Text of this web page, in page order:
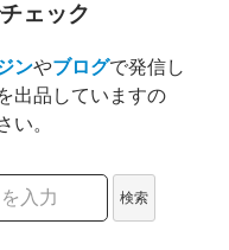
ェック
ンやブログで発信し
出品していますの
い。
検索